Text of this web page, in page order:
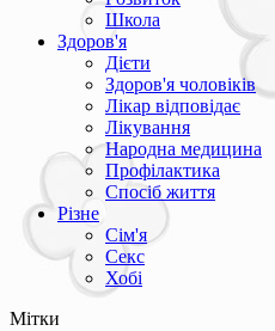
Школа
Здоров'я
Дієти
Здоров'я чоловіків
Лікар відповідає
Лікування
Народна медицина
Профілактика
Спосіб життя
Різне
Сім'я
Секс
Хобі
Мітки